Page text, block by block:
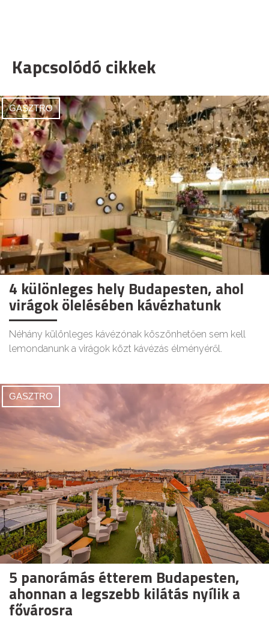
Kapcsolódó cikkek
GASZTRO
4 különleges hely Budapesten, ahol
virágok ölelésében kávézhatunk
Néhány különleges kávézónak köszönhetően sem kell
lemondanunk a virágok közt kávézás élményéről.
GASZTRO
5 panorámás étterem Budapesten,
ahonnan a legszebb kilátás nyílik a
fővárosra